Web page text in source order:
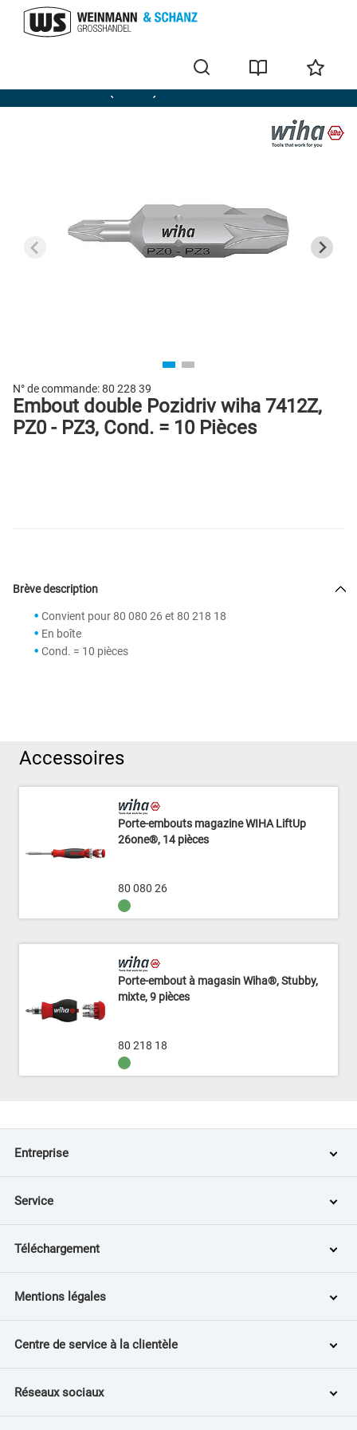
Embouts doubles (Pozidriv)
N° de commande:80 228 39
Embout double Pozidriv wiha 7412Z,
PZ0 - PZ3, Cond. = 10 Pièces
Brève description
Convient pour 80 080 26 et 80 218 18
En boîte
Cond. = 10 pièces
Accessoires
80 080 26
Porte-embouts magazine WIHA LiftUp
26one®, 14 pièces
80 218 18
Porte-embout à magasin Wiha®, Stubby,
mixte, 9 pièces
Entreprise
Service
Téléchargement
Mentions légales
Centre de service à la clientèle
Réseaux sociaux